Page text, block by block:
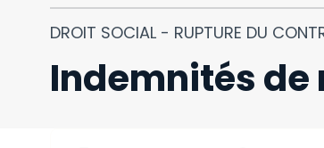
DROIT SOCIAL - RUPTURE DU
Indemnités